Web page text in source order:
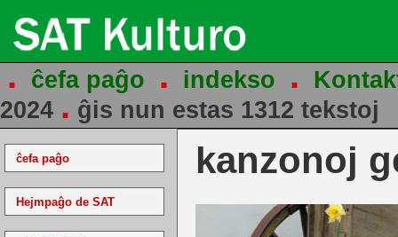
. ĉefa paĝo . indekso .
2024 . ĝis nun estas 1312 tekstoj
ĉefa paĝo
Hejmpaĝo de SAT
kanzonoj